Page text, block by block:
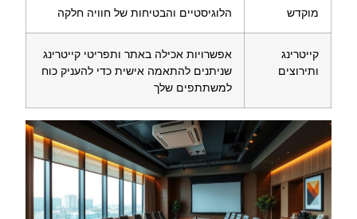
מוקדש
הלוגיסטיים והבטיחות של חוויה חלקה
קייטרינג
ותירוצים
אפשרויות אכילה באתר ותפריטי קייטרינג
שניתנים להתאמה אישית כדי להעניק כוח
למשתתפים שלך